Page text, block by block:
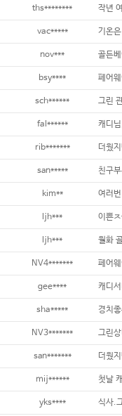
ths********
vac*****
nov*** 골든
bsy****
sch******
fal******
rib*******
san*****
kim**
ljh***
ljh***
NV4*******
gee****
sha*****
NV3*******
san*******
mij******
yks****